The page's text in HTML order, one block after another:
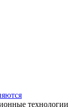
технологии